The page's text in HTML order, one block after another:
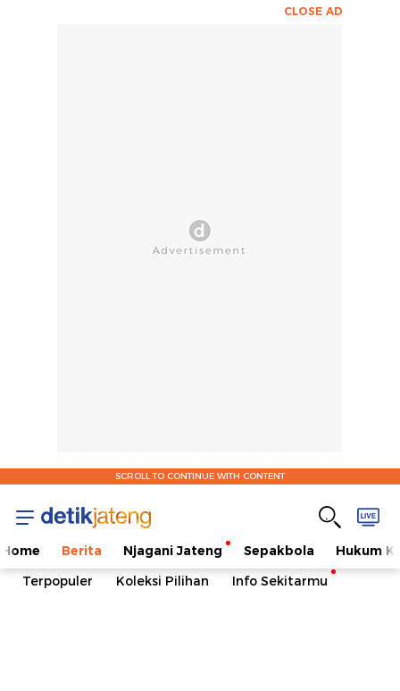
CLOSE AD
SCROLL TO CONTINUE WITH CONTENT
Home Berita Njagani Jateng Sepakbola
Hukum
Terpopuler
Koleksi Pilihan Info Sekitarmu